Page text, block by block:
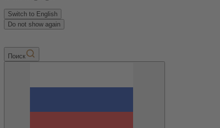
Switch to English
Do not show again
Пoиск